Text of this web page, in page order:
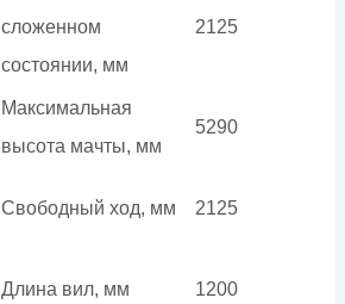
сложенном
состоянии, мм
2125
Максимальная
высота мачты, мм
5290
Свободный ход, мм 2125
Длина вил, мм 1200